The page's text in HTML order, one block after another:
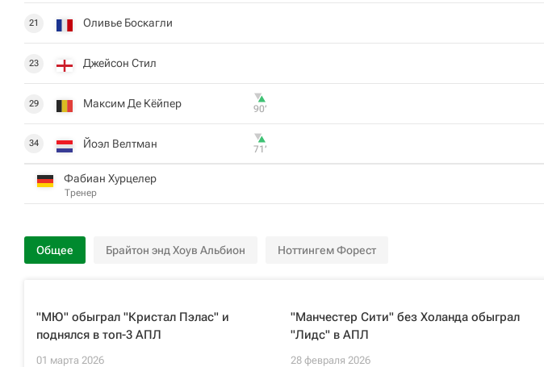
21 Оливье Боскагли
23 Джейсон Стил
29 Максим Де Кёйпер 90‎’‎
34 Йоэл Велтман 71‎’‎
Фабиан Хурцелер
Тренер
Общее Брайтон энд Хоув Альбион Ноттингем Форест
"МЮ" обыграл "Кристал Пэлас" и
поднялся в топ-3 АПЛ
01 марта 2026
"Манчестер Сити" без Холанда обыграл
"Лидс" в АПЛ
28 февраля 2026